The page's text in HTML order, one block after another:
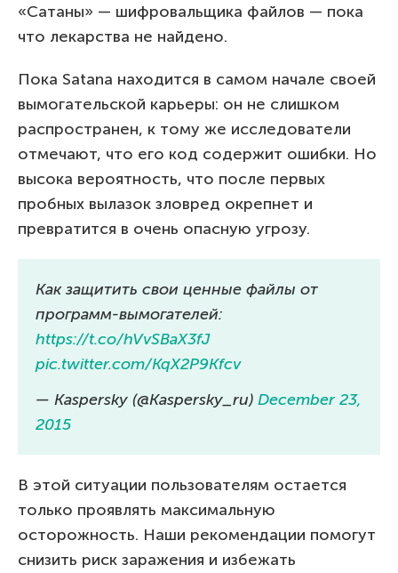
«Сатаны» — шифровальщика файлов — пока
что лекарства не найдено.
Пока Satana находится в самом начале своей
вымогательской карьеры: он не слишком
распространен, к тому же исследователи
отмечают, что его код содержит ошибки. Но
высока вероятность, что после первых
пробных вылазок зловред окрепнет и
превратится в очень опасную угрозу.
Как защитить свои ценные файлы от
программ-вымогателей:
https://t.co/hVvSBaX3fJ
pic.twitter.com/KqX2P9Kfcv
— Kaspersky (@Kaspersky_ru) December 23,
2015
В этой ситуации пользователям остается
только проявлять максимальную
осторожность. Наши рекомендации помогут
снизить риск заражения и избежать